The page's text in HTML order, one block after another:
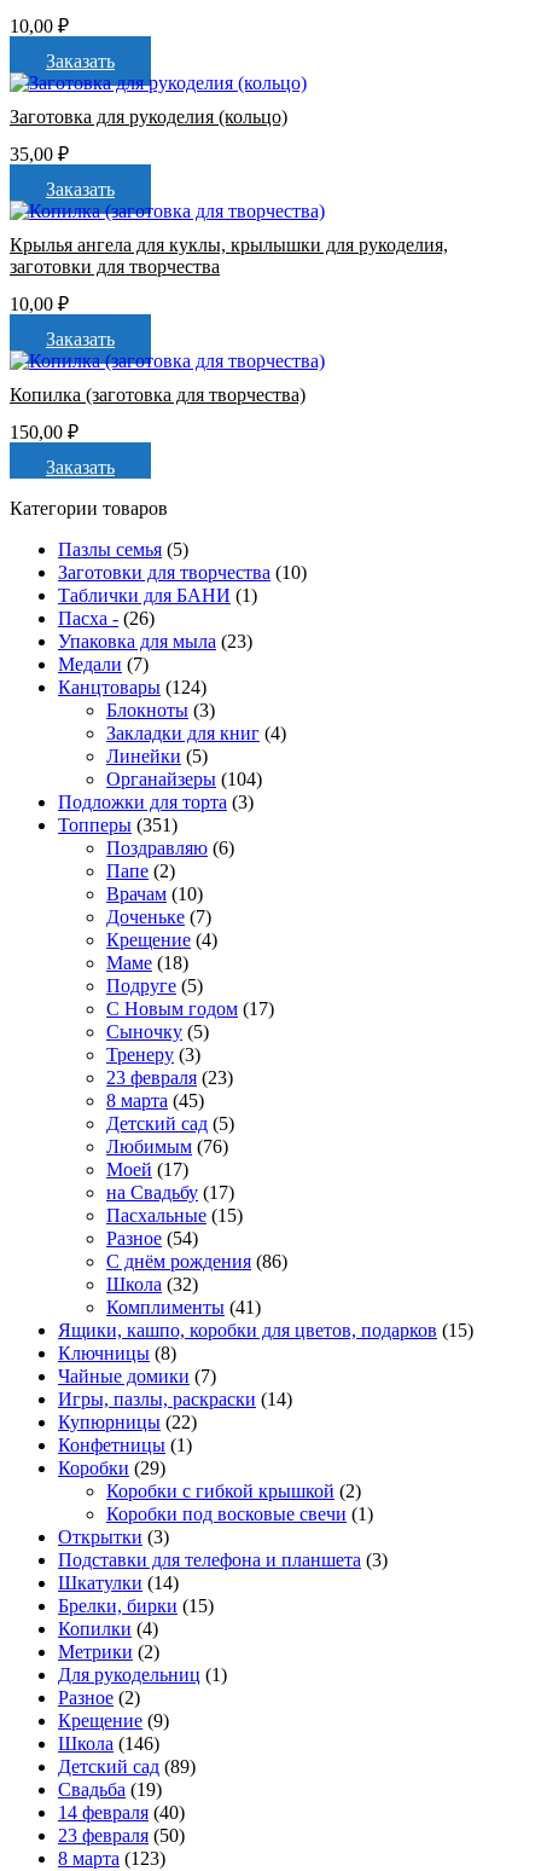
10,00 ₽
Заказать
Заготовка для рукоделия (кольцо)
35,00 ₽
Заказать
Крылья ангела для куклы, крылышки для рукоделия,
заготовки для творчества
10,00 ₽
Заказать
Копилка (заготовка для творчества)
150,00 ₽
Заказать
Категории товаров
Пазлы семья (5)
Заготовки для творчества (10)
Таблички для БАНИ (1)
Пасха - (26)
Упаковка для мыла (23)
Медали (7)
Канцтовары (124)
Блокноты (3)
Закладки для книг (4)
Линейки (5)
Органайзеры (104)
Подложки для торта (3)
Топперы (351)
Поздравляю (6)
Папе (2)
Врачам (10)
Доченьке (7)
Крещение (4)
Маме (18)
Подруге (5)
С Новым годом (17)
Сыночку (5)
Тренеру (3)
23 февраля (23)
8 марта (45)
Детский сад (5)
Любимым (76)
Моей (17)
на Свадьбу (17)
Пасхальные (15)
Разное (54)
С днём рождения (86)
Школа (32)
Комплименты (41)
Ящики, кашпо, коробки для цветов, подарков (15)
Ключницы (8)
Чайные домики (7)
Игры, пазлы, раскраски (14)
Купюрницы (22)
Конфетницы (1)
Коробки (29)
Коробки с гибкой крышкой (2)
Коробки под восковые свечи (1)
Открытки (3)
Подставки для телефона и планшета (3)
Шкатулки (14)
Брелки, бирки (15)
Копилки (4)
Метрики (2)
Для рукодельниц (1)
Разное (2)
Крещение (9)
Школа (146)
Детский сад (89)
Свадьба (19)
14 февраля (40)
23 февраля (50)
8 марта (123)